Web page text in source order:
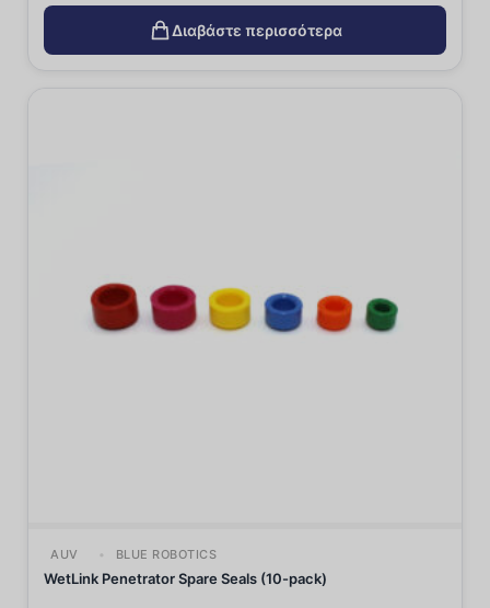
Διαβάστε περισσότερα
AUV BLUE ROBOTICS
WetLink Penetrator Spare Seals (10-pack)